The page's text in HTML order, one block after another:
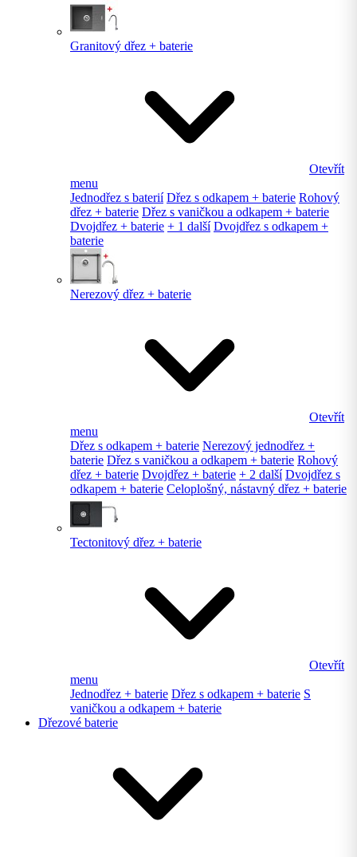
Granitový dřez + baterie
Otevřít
menu
Jednodřez s baterií Dřez s odkapem + baterie Rohový
dřez + baterie Dřez s vaničkou a odkapem + baterie
Dvojdřez + baterie + 1 další Dvojdřez s odkapem +
baterie
Nerezový dřez + baterie
Otevřít
menu
Dřez s odkapem + baterie Nerezový jednodřez +
baterie Dřez s vaničkou a odkapem + baterie Rohový
dřez + baterie Dvojdřez + baterie + 2 další Dvojdřez s
odkapem + baterie Celoplošný, nástavný dřez + baterie
Tectonitový dřez + baterie
Otevřít
menu
Jednodřez + baterie Dřez s odkapem + baterie S
vaničkou a odkapem + baterie
Dřezové baterie